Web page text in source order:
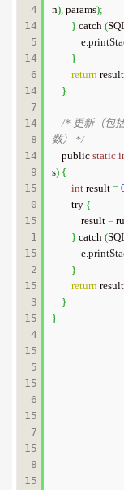
4
14
5
14
6
14
7
14
8
14
9
15
0
15
1
15
2
15
3
15
4
15
5
15
6
15
7
15
8
15
n), params);
} catch (
            e.
}
return result
}
/* 更新（包
数） */
    public
static
s) {
int result =
        try
{
            result
=
} catch (
            e.
}
return result
}
}